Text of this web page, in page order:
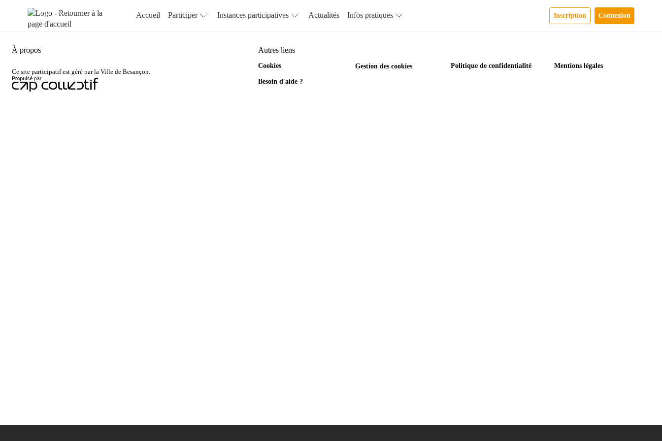
Aller au menu Aller au contenu
Accueil Participer Instances participatives Actualités Infos pratiques Inscription Connexion
À propos
Ce site participatif est géré par la Ville de Besançon.
Autres liens
Cookies Gestion des cookies Politique de confidentialité Mentions légales
Besoin d'aide ?